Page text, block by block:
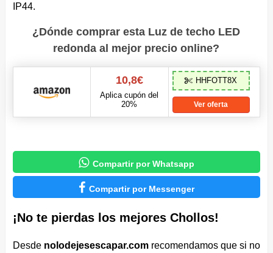
IP44.
¿Dónde comprar esta Luz de techo LED
redondaal mejor precio online?
10,8€
Aplica cupón del
20%
HHFOTT8X
Ver oferta
 Compartir por Whatsapp
 Compartir por Messenger
¡No te pierdas los mejores Chollos!
Desde nolodejesescapar.comrecomendamos que si no